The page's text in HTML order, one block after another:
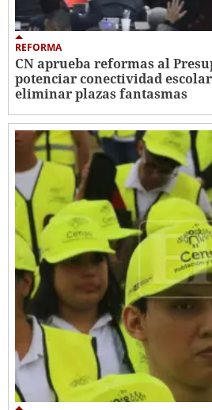
REFORMA
CN aprueba reformas al
potenciar conectividad
eliminar plazas fantasmas